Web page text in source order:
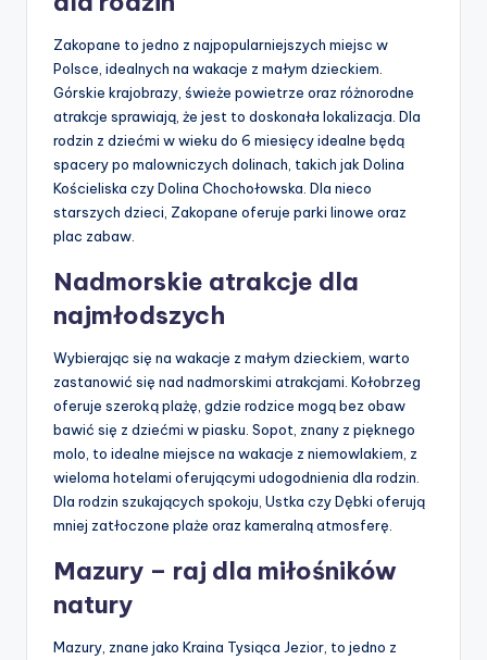
Zakopane to jedno z najpopularniejszych miejsc w
Polsce, idealnych na wakacje z małym dzieckiem.
Górskie krajobrazy, świeże powietrze oraz różnorodne
atrakcje sprawiają, że jest to doskonała lokalizacja. Dla
rodzin z dziećmi w wieku do 6 miesięcy idealne będą
spacery po malowniczych dolinach, takich jak Dolina
Kościeliska czy Dolina Chochołowska. Dla nieco
starszych dzieci, Zakopane oferuje parki linowe oraz
plac zabaw.
Nadmorskie atrakcje dla
najmłodszych
Wybierając się na wakacje z małym dzieckiem, warto
zastanowić się nad nadmorskimi atrakcjami. Kołobrzeg
oferuje szeroką plażę, gdzie rodzice mogą bez obaw
bawić się z dziećmi w piasku. Sopot, znany z pięknego
molo, to idealne miejsce na wakacje z niemowlakiem, z
wieloma hotelami oferującymi udogodnienia dla rodzin.
Dla rodzin szukających spokoju, Ustka czy Dębki oferują
mniej zatłoczone plaże oraz kameralną atmosferę.
Mazury – raj dla miłośników
natury
Mazury, znane jako Kraina Tysiąca Jezior, to jedno z